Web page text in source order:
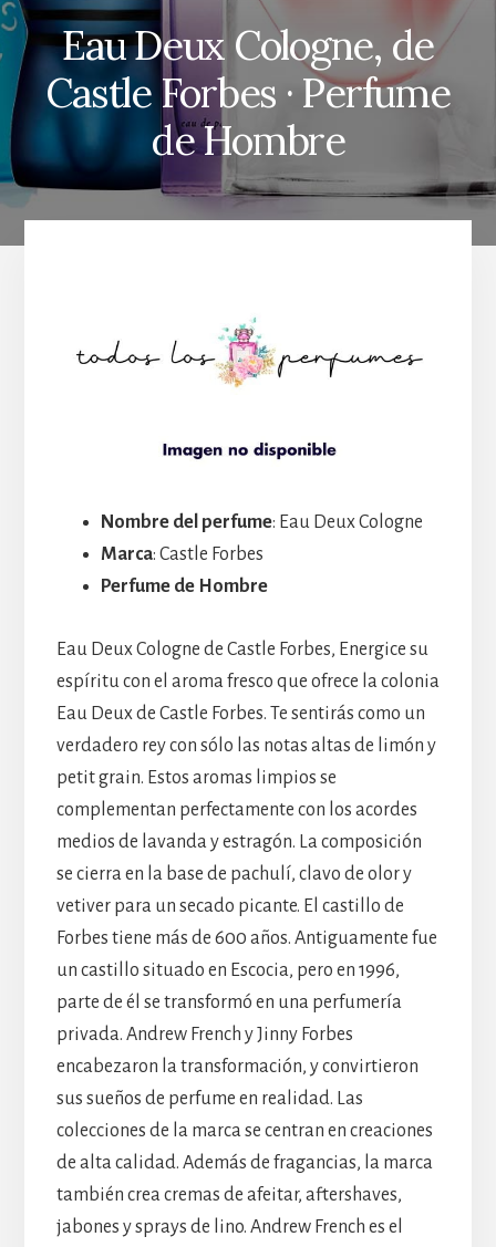
Eau Deux Cologne, de
Castle Forbes · Perfume
de Hombre
Nombre del perfume: Eau Deux Cologne
Marca: Castle Forbes
Perfume de Hombre
Eau Deux Cologne de Castle Forbes, Energice su
espíritu con el aroma fresco que ofrece la colonia
Eau Deux de Castle Forbes. Te sentirás como un
verdadero rey con sólo las notas altas de limón y
petit grain. Estos aromas limpios se
complementan perfectamente con los acordes
medios de lavanda y estragón. La composición
se cierra en la base de pachulí, clavo de olor y
vetiver para un secado picante. El castillo de
Forbes tiene más de 600 años. Antiguamente fue
un castillo situado en Escocia, pero en 1996,
parte de él se transformó en una perfumería
privada. Andrew French y Jinny Forbes
encabezaron la transformación, y convirtieron
sus sueños de perfume en realidad. Las
colecciones de la marca se centran en creaciones
de alta calidad. Además de fragancias, la marca
también crea cremas de afeitar, aftershaves,
jabones y sprays de lino. Andrew French es el